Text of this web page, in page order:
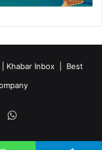
Khabar Inbox | Best
WhatsApp